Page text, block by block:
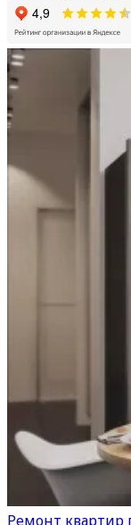
Ремонт квартир